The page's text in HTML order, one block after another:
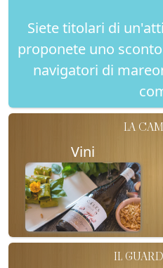
Siete titolari di
proponete uno
navigatori di
LA
Vini
IL